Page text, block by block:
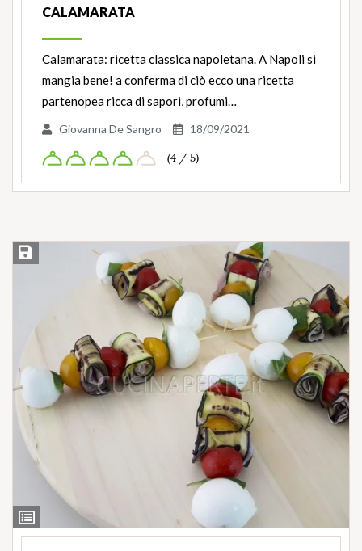
CALAMARATA
Calamarata: ricetta classica napoletana. A Napoli si
mangia bene! a conferma di ciò ecco una ricetta
partenopea ricca di sapori, profumi…
Giovanna De Sangro 18/09/2021
(4 / 5)
Ingredienti
Salva ricetta